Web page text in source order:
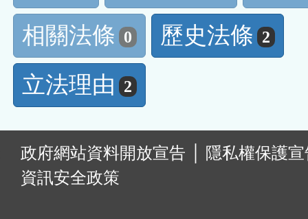
相關法條 0 歷史法條 2
立法理由 2
政府網站資料開放宣告
隱私權保護
資訊安全政策